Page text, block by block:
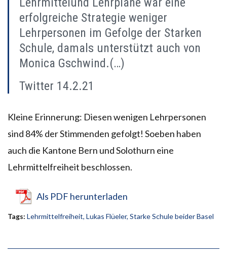
erfolgreiche Strategie weniger
Lehrpersonen im Gefolge der Starken
Schule, damals unterstützt auch von
Monica Gschwind.(…)
Twitter 14.2.21
Kleine Erinnerung: Diesen wenigen Lehrpersonen
sind 84% der Stimmenden gefolgt! Soeben haben
auch die Kantone Bern und Solothurn eine
Lehrmittelfreiheit beschlossen.
Als PDF herunterladen
Tags: Lehrmittelfreiheit, Lukas Flüeler, Starke Schule beider Basel